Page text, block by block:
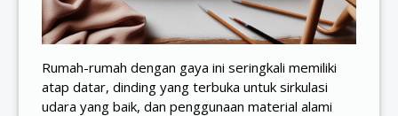
Rumah-rumah dengan gaya ini seringkali memiliki
atap datar, dinding yang terbuka untuk sirkulasi
udara yang baik, dan penggunaan material alami